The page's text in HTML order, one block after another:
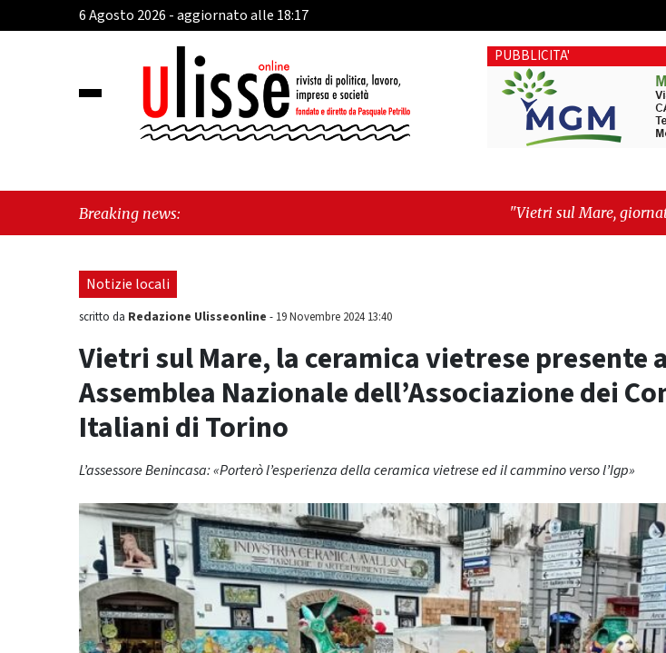
6 Agosto 2026 - aggiornato alle 18:17
PUBBLICITA'
Breaking news: "Vietri sul Mare, giornata storica: la
morde il futuro"
Notizie locali
scritto da Redazione Ulisseonline - 19 Novembre 2024 13:40
Vietri sul Mare, la ceramica vietrese presente
Assemblea Nazionale dell’Associazione dei
Italiani di Torino
L’assessore Benincasa: «Porterò l’esperienza della ceramica vietrese ed il cammino verso l’Igp»